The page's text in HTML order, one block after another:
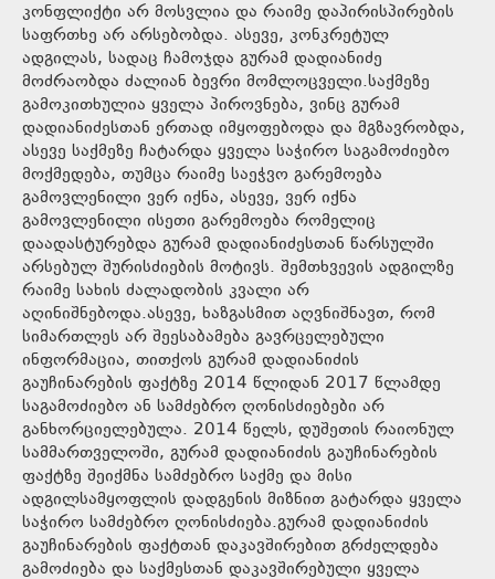
კონფლიქტი არ მოსვლია და რაიმე დაპირისპირების
საფრთხე არ არსებობდა. ასევე, კონკრეტულ
ადგილას, სადაც ჩამოჯდა გურამ დადიანიძე
მოძრაობდა ძალიან ბევრი მომლოცველი.საქმეზე
გამოკითხულია ყველა პიროვნება, ვინც გურამ
დადიანიძესთან ერთად იმყოფებოდა და მგზავრობდა,
ასევე საქმეზე ჩატარდა ყველა საჭირო საგამოძიებო
მოქმედება, თუმცა რაიმე საეჭვო გარემოება
გამოვლენილი ვერ იქნა, ასევე, ვერ იქნა
გამოვლენილი ისეთი გარემოება რომელიც
დაადასტურებდა გურამ დადიანიძესთან წარსულში
არსებულ შურისძიების მოტივს. შემთხვევის ადგილზე
რაიმე სახის ძალადობის კვალი არ
აღინიშნებოდა.ასევე, ხაზგასმით აღვნიშნავთ, რომ
სიმართლეს არ შეესაბამება გავრცელებული
ინფორმაცია, თითქოს გურამ დადიანიძის
გაუჩინარების ფაქტზე 2014 წლიდან 2017 წლამდე
საგამოძიებო ან სამძებრო ღონისძიებები არ
განხორციელებულა. 2014 წელს, დუშეთის რაიონულ
სამმართველოში, გურამ დადიანიძის გაუჩინარების
ფაქტზე შეიქმნა სამძებრო საქმე და მისი
ადგილსამყოფლის დადგენის მიზნით გატარდა ყველა
საჭირო სამძებრო ღონისძიება.გურამ დადიანიძის
გაუჩინარების ფაქტთან დაკავშირებით გრძელდება
გამოძიება და საქმესთან დაკავშირებული ყველა